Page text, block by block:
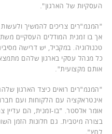
העסקיות של הארגון".
"המנמ"רים צריכים להמשיך
אך בו זמנית המודלים העסקיים
טכנולוגיה. במקביל, יש דרישה
כל מנהל עסקי בארגון שלהם מתמצא
אותם מקצועית".
"המנמ"רים רואים כיצד הארגון
אינטראקציה עם הלקוחות ועם
אומר אלסטר. "בו-זמנית, הם עדיין
בצורה מיטבית. גם חלונות הזמן
לחץ".